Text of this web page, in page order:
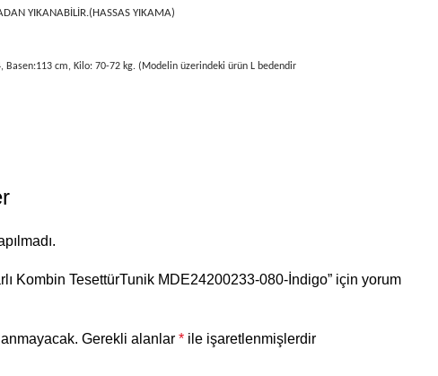
YIKANABİLİR.(HASSAS YIKAMA)
Basen:113 cm, Kilo: 70-72 kg. (Modelin üzerindeki ürün L bedendir
Kombin TesettürTunik MDE24200233-080-İndigo” için yorum
Gerekli alanlar * ile işaretlenmişlerdir